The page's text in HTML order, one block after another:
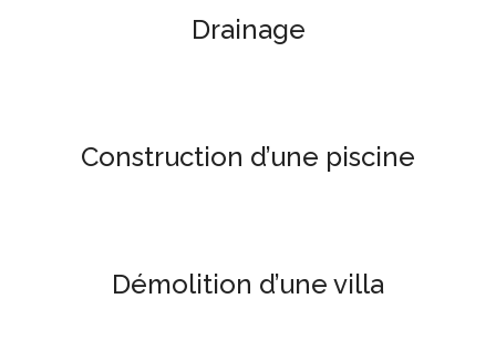
Drainage
Construction d’une piscine
Démolition d’une villa